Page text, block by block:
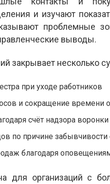
и изучают
проблемные
выводы.
закрывает несколько
при уходе работников
и сокращение времени
счёт надзора
по причине забывчивости
благодаря
для организаций с